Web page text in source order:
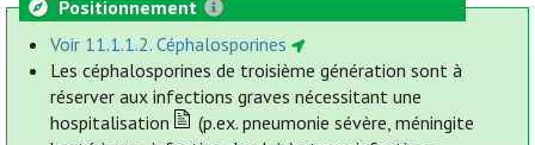
Positionnement
Voir 11.1.1.2. Céphalosporines
Les céphalosporines de troisième génération sont à
réserver aux infections graves nécessitant une
hospitalisation
(p.ex. pneumonie sévère, méningite